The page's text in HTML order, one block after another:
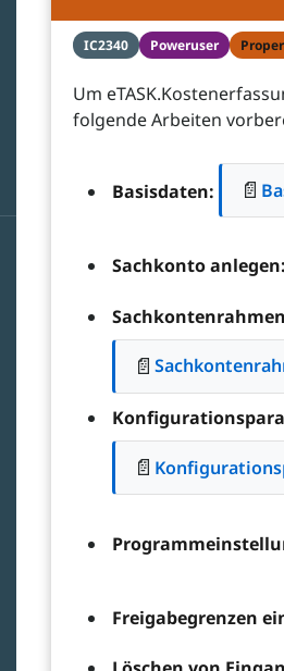
IC2340 Poweruser
Um
folgende Arbeiten
Basisdaten: 📄
Sachkonto anlegen:
📄
📄
Freigabegrenzen